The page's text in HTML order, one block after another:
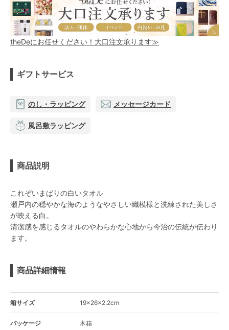
theDeにお任せください！大口注文承ります≫
ギフトサービス
のし・ラッピング メッセージカード
風呂敷ラッピング
商品説明
これぞいまばりの白いタオル
瀬戸内の穏やかな海のようなやさしい織模様と洗練された美しさ
が映える白。
清潔感を感じるタオルのやわらかな心地から今治の伝統が伝わり
ます。
商品詳細情報
箱サイズ 19×26×2.2cm
パッケージ 木箱